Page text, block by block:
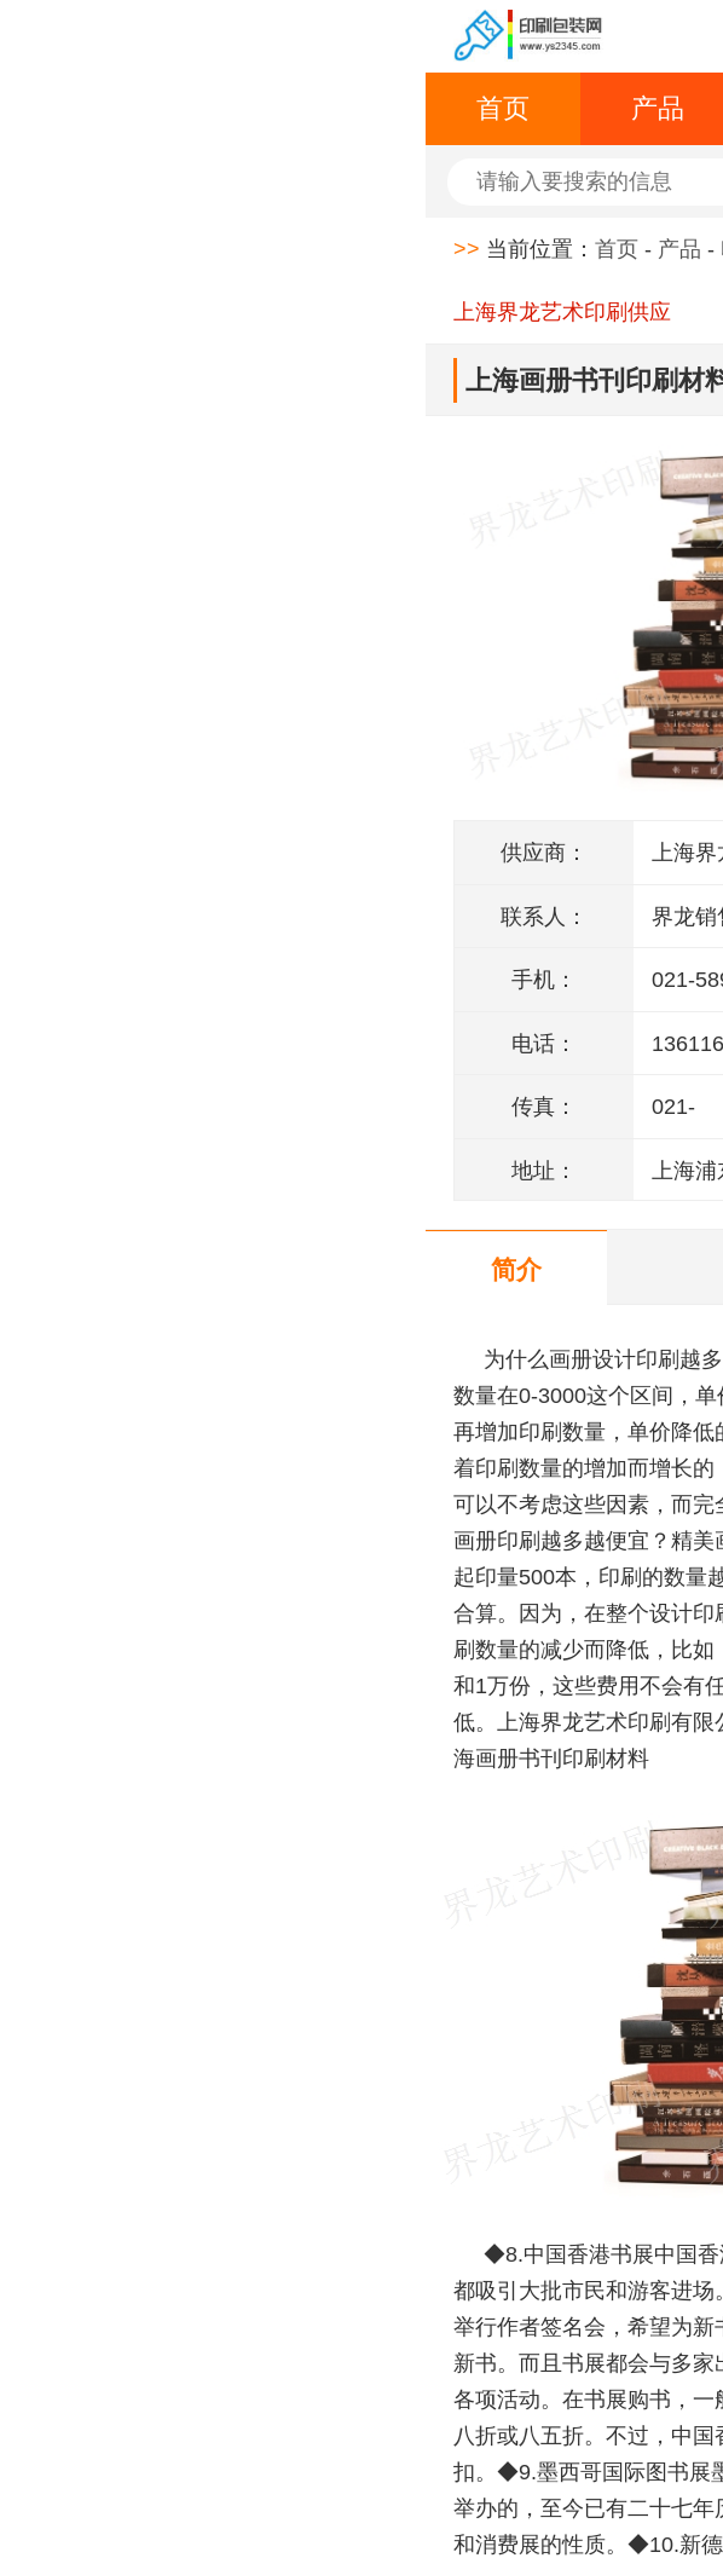
首页 产品
>> 当前位置： 首页 - 产品 -
上海界龙艺术印刷供应
上海画册书刊印刷材
供应商： 上海界
联系人： 界龙销
手机： 021-
电话：
传真： 021-
地址： 上海
简介
为什么画册设计印刷越
数量在0-3000这个区间，
再增加印刷数量，单价降
着印刷数量的增加而增长
可以不考虑这些因素，而
画册印刷越多越便宜？精
起印量500本，印刷的数量
合算。因为，在整个设计
刷数量的减少而降低，比
和1万份，这些费用不会有
低。上海界龙艺术印刷有
海画册书刊印刷材料
◆8.中国香港书展中国香
都吸引大批市民和游客进
举行作者签名会，希望为
新书。而且书展都会与多
各项活动。在书展购书，
八折或八五折。不过，中
扣。◆9.墨西哥国际图书展
举办的，至今已有二十七
和消费展的性质。◆10.新